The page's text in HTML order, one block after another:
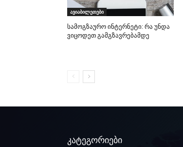
ავიაბილეთები
სამოგზაურო ინტერნეტი: რა უნდა
ვიცოდეთ გამგზავრებამდე
კატეგორიები